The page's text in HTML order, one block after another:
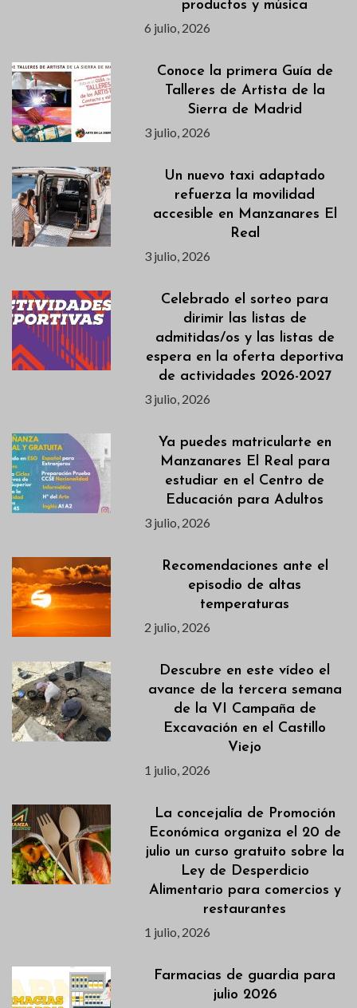
productos y música
6 julio, 2026
Conoce la primera Guía de
Talleres de Artista de la
Sierra de Madrid
3 julio, 2026
Un nuevo taxi adaptado
refuerza la movilidad
accesible en Manzanares El
Real
3 julio, 2026
Celebrado el sorteo para
dirimir las listas de
admitidas/os y las listas de
espera en la oferta deportiva
de actividades 2026-2027
3 julio, 2026
Ya puedes matricularte en
Manzanares El Real para
estudiar en el Centro de
Educación para Adultos
3 julio, 2026
Recomendaciones ante el
episodio de altas
temperaturas
2 julio, 2026
Descubre en este vídeo el
avance de la tercera semana
de la VI Campaña de
Excavación en el Castillo
Viejo
1 julio, 2026
La concejalía de Promoción
Económica organiza el 20 de
julio un curso gratuito sobre la
Ley de Desperdicio
Alimentario para comercios y
restaurantes
1 julio, 2026
Farmacias de guardia para
julio 2026